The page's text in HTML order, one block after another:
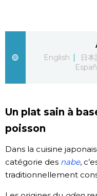
Tokyo
English
日本
Un plat sain à
poisson
Dans la cuisine
catégorie des nabe,
traditionnellement